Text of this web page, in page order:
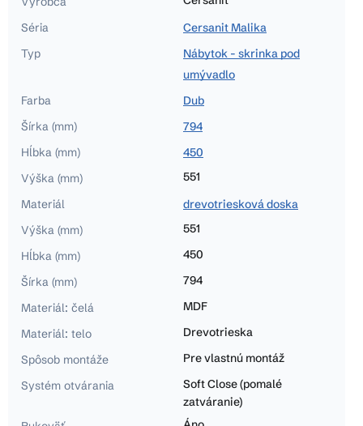
Séria
Cersanit Malika
Typ
Nábytok - skrinka pod
umývadlo
Farba
Dub
Šírka (mm)
794
Hĺbka (mm)
450
Výška (mm)
551
Materiál
drevotriesková doska
Výška (mm)
551
Hĺbka (mm)
450
Šírka (mm)
794
Materiál: čelá
MDF
Materiál: telo
Drevotrieska
Spôsob montáže
Pre vlastnú montáž
Systém otvárania
Soft Close (pomalé
zatváranie)